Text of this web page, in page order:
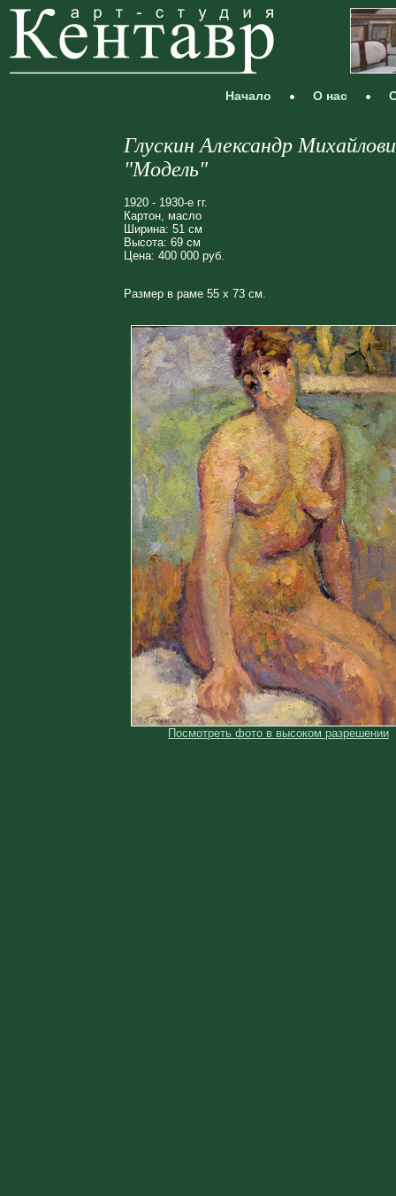
Начало О нас
Глускин Александр
"Модель"
1920 - 1930-е гг.
Картон, масло
Ширина: 51 см
Высота: 69 см
Цена: 400 000 руб.
Размер в раме 55 х 73 см.
Посмотреть фото в высоком разрешении